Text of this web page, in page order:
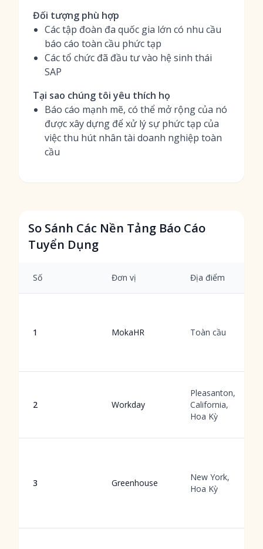
Đối tượng phù hợp
Các tập đoàn đa quốc gia lớn có nhu cầu
báo cáo toàn cầu phức tạp
Các tổ chức đã đầu tư vào hệ sinh thái
SAP
Tại sao chúng tôi yêu thích họ
Báo cáo mạnh mẽ, có thể mở rộng của nó
được xây dựng để xử lý sự phức tạp của
việc thu hút nhân tài doanh nghiệp toàn
cầu
So Sánh Các Nền Tảng Báo Cáo
Tuyển Dụng
Số Đơn vị Địa điểm
1 MokaHR Toàn cầu
2 Workday
Pleasanton,
California,
Hoa Kỳ
3 Greenhouse
New York,
Hoa Kỳ